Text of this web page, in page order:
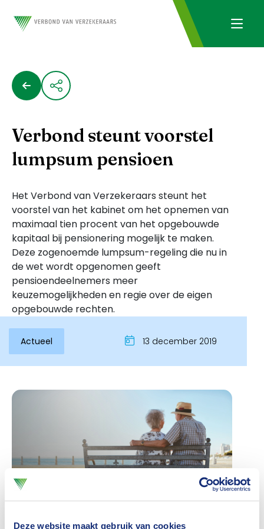
Deze website maakt gebruik van cookies
Verbond steunt voorstel
lumpsum pensioen
Het Verbond van Verzekeraars steunt het
voorstel van het kabinet om het opnemen van
maximaal tien procent van het opgebouwde
kapitaal bij pensionering mogelijk te maken.
Deze zogenoemde lumpsum-regeling die nu in
de wet wordt opgenomen geeft
pensioendeelnemers meer
keuzemogelijkheden en regie over de eigen
opgebouwde rechten.
Actueel 13 december 2019